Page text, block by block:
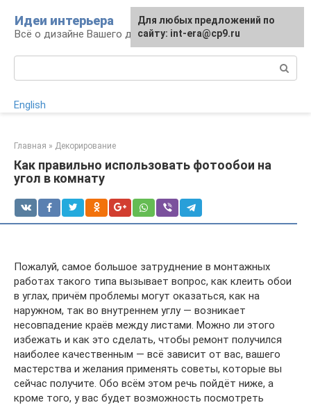
контенту
Идеи интерьера
Всё о дизайне Вашего дома
English
Главная » Декорирование
Как правильно использовать фотообои на
угол в комнату
Пожалуй, самое большое затруднение в монтажных
работах такого типа вызывает вопрос, как клеить обои
в углах, причём проблемы могут оказаться, как на
наружном, так во внутреннем углу — возникает
несовпадение краёв между листами. Можно ли этого
избежать и как это сделать, чтобы ремонт получился
наиболее качественным — всё зависит от вас, вашего
мастерства и желания применять советы, которые вы
сейчас получите. Обо всём этом речь пойдёт ниже, а
кроме того, у вас будет возможность посмотреть
Для любых предложений по
сайту: int-era@cp9.ru